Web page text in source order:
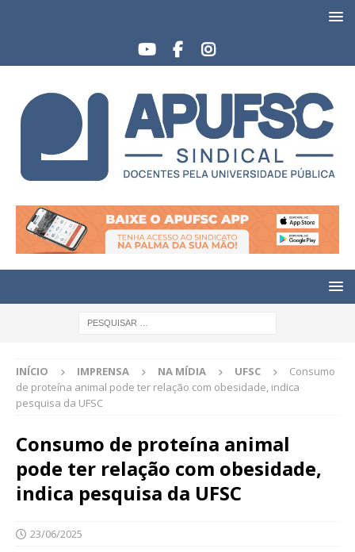
INÍCIO IMPRENSA NA MÍDIA UFSC
Consumo
de proteína animal pode ter relação com obesidade, indica
pesquisa da UFSC
Consumo de proteína animal
pode ter relação com obesidade,
indica pesquisa da UFSC
23/06/2025